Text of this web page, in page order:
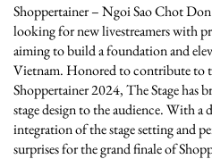
Shoppertainer – Ngoi Sao Chot
looking for new livestreamers with
aiming to build a foundation and
Vietnam. Honored to contribute to
Shoppertainer 2024, The Stage has
stage design to the audience. With a
integration of the stage setting and
surprises for the grand finale of